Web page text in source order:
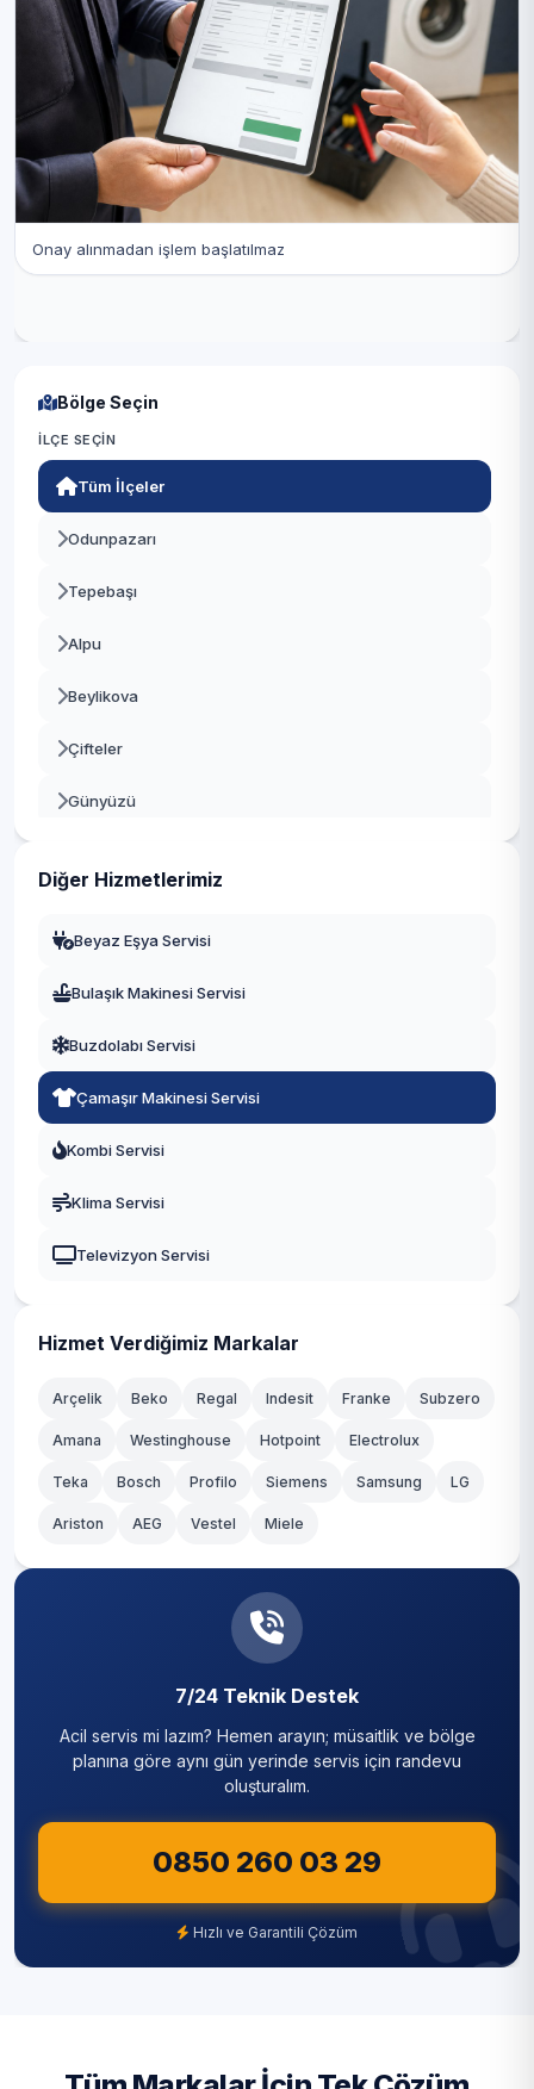
Onay alınmadan işlem başlatılmaz
Bölge Seçin
İLÇE SEÇIN
Tüm İlçeler
Odunpazarı
Tepebaşı
Alpu
Beylikova
Çifteler
Günyüzü
Diğer Hizmetlerimiz
Beyaz Eşya Servisi
Bulaşık Makinesi Servisi
Buzdolabı Servisi
Çamaşır Makinesi Servisi
Kombi Servisi
Klima Servisi
Televizyon Servisi
Hizmet Verdiğimiz Markalar
Arçelik Beko Regal Indesit Franke Subzero
Amana Westinghouse Hotpoint Electrolux
Teka Bosch Profilo Siemens Samsung LG
Ariston AEG Vestel Miele
7/24 Teknik Destek
Acil servis mi lazım? Hemen arayın; müsaitlik ve bölge
planına göre aynı gün yerinde servis için randevu
oluşturalım.
0850 260 03 29
Hızlı ve Garantili Çözüm